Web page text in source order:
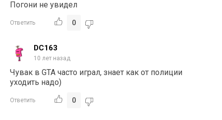
Погони не увидел
Ответить 0
DC163
10 лет назад
Чувак в GTA часто играл, знает как от полиции
уходить надо)
Ответить 0